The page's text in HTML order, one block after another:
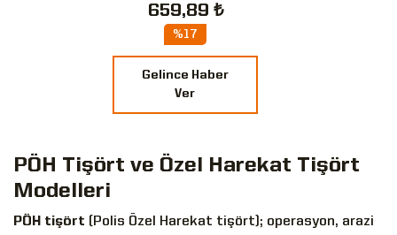
659,89 ₺
%17
Gelince Haber
Ver
PÖH Tişört ve Özel Harekat Tişört
Modelleri
PÖH tişört (Polis Özel Harekat tişört); operasyon, arazi